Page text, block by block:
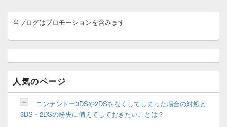
イ
サ
ド
ウ
当ブログはプロモーションを含みます
人気のページ
ニンテンドー3DSや2DSをなくしてしまった場合の対処と
3DS・2DSの紛失に備えてしておきたいことは？